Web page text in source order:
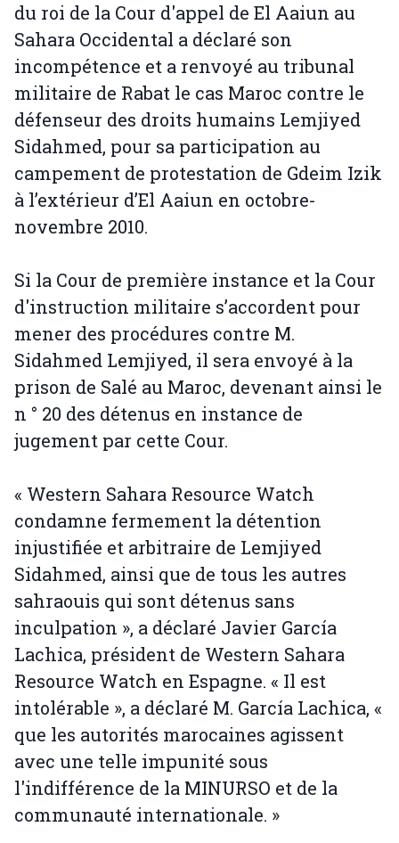
du roi de la Cour d'appel de El Aaiun au
Sahara Occidental a déclaré son
incompétence et a renvoyé au tribunal
militaire de Rabat le cas Maroc contre le
défenseur des droits humains Lemjiyed
Sidahmed, pour sa participation au
campement de protestation de Gdeim Izik
à l’extérieur d’El Aaiun en octobre-
novembre 2010.
Si la Cour de première instance et la Cour
d'instruction militaire s’accordent pour
mener des procédures contre M.
Sidahmed Lemjiyed, il sera envoyé à la
prison de Salé au Maroc, devenant ainsi le
n ° 20 des détenus en instance de
jugement par cette Cour.
« Western Sahara Resource Watch
condamne fermement la détention
injustifiée et arbitraire de Lemjiyed
Sidahmed, ainsi que de tous les autres
sahraouis qui sont détenus sans
inculpation », a déclaré Javier García
Lachica, président de Western Sahara
Resource Watch en Espagne. « Il est
intolérable », a déclaré M. García Lachica, «
que les autorités marocaines agissent
avec une telle impunité sous
l'indifférence de la MINURSO et de la
communauté internationale. »